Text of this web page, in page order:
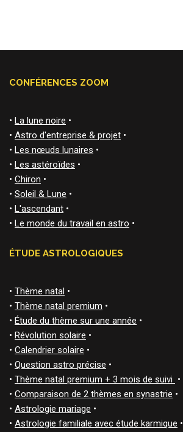
CONFÉRENCES ZOOM
• La lune noire •
• Astro d'entreprise & projet •
• Les nœuds lunaires •
• Les astéroïdes •
• Chiron •
• Soleil & Lune •
• L'ascendant •
• Le monde du travail en astro •
ÉTUDE ASTROLOGIQUES
• Thème natal •
• Thème natal premium •
• Étude du thème sur une année •
• Révolution solaire •
• Calendrier solaire •
• Question astro précise •
• Thème natal premium + 3 mois de suivi •
• Comparaison de 2 thèmes en synastrie •
• Astrologie mariage •
• Astrologie familiale avec étude karmique •